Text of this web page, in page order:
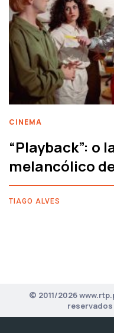
CINEMA
“Playback”: o
melancólico
TIAGO ALVES
© 2011/2026
reservados